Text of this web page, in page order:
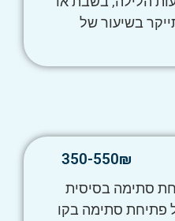
בשיעור של
350-550₪
סתימה בסיסית
פתיחת סתימה בקו